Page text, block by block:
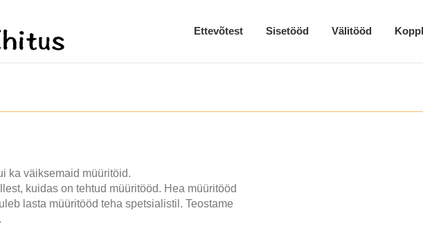
Ettevõtest Sisetööd Välitööd
ka väiksemaid müüritöid.
kuidas on tehtud müüritööd. Hea müüritööd
lasta müüritööd teha spetsialistil. Teostame